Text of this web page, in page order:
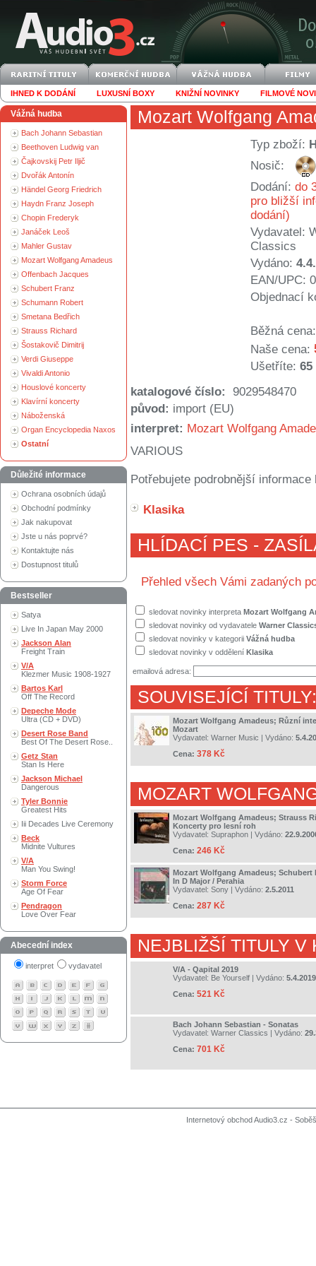
IHNED K DODÁNÍ LUXUSNÍ BOXY KNIŽNÍ NOVINKY FILMOVÉ
Vážná hudba
Bach Johann Sebastian
Beethoven Ludwig van
Čajkovskij Petr Iljič
Dvořák Antonín
Händel Georg Friedrich
Haydn Franz Joseph
Chopin Frederyk
Janáček Leoš
Mahler Gustav
Mozart Wolfgang Amadeus
Offenbach Jacques
Schubert Franz
Schumann Robert
Smetana Bedřich
Strauss Richard
Šostakovič Dimitrij
Verdi Giuseppe
Vivaldi Antonio
Houslové koncerty
Klavírní koncerty
Náboženská
Organ Encyclopedia Naxos
Ostatní
Důležité informace
Ochrana osobních údajů
Obchodní podmínky
Jak nakupovat
Jste u nás poprvé?
Kontaktujte nás
Dostupnost titulů
Bestseller
Satya
Live In Japan May 2000
Jackson Alan
Freight Train
V/A
Klezmer Music 1908-1927
Bartos Karl
Off The Record
Depeche Mode
Ultra (CD + DVD)
Desert Rose Band
Best Of The Desert Rose..
Getz Stan
Stan Is Here
Jackson Michael
Dangerous
Tyler Bonnie
Greatest Hits
Iii Decades Live Ceremony
Beck
Midnite Vultures
V/A
Man You Swing!
Storm Force
Age Of Fear
Pendragon
Love Over Fear
Abecední index
interpret vydavatel
Mozart Wolfgang
Typ zboží:
Nosič:
Dodání: do
pro bližší
dodání)
Vydavatel:
Classics
Vydáno:
EAN/UPC:
Objednací
Běžná cena:
Naše cena:
Ušetříte: 65
katalogové číslo:
9029548470
původ: import (EU)
interpret: Mozart Wolfgang
VARIOUS
Potřebujete podrobnější
Klasika
HLÍDACÍ PES -
Přehled všech Vámi zadaných
sledovat novinky interpreta Mozart Wolfgang
sledovat novinky od vydavatele Warner
sledovat novinky v kategorii Vážná hudba
sledovat novinky v oddělení Klasika
emailová adresa:
SOUVISEJÍCÍ TITULY:
Mozart Wolfgang Amadeus; Různí
Mozart
Vydavatel: Warner Music | Vydáno:
Cena: 378 Kč
MOZART
Mozart Wolfgang Amadeus; Strauss
Koncerty pro lesní roh
Vydavatel: Supraphon | Vydáno:
Cena: 246 Kč
Mozart Wolfgang Amadeus; Schubert
In D Major / Perahia
Vydavatel: Sony | Vydáno: 2.5.2011
Cena: 287 Kč
NEJBLIŽŠÍ TITULY V
V/A - Qapital 2019
Vydavatel: Be Yourself | Vydáno: 5.4.2019
Cena: 521 Kč
Bach Johann Sebastian - Sonatas
Vydavatel: Warner Classics | Vydáno:
Cena: 701 Kč
Internetový obchod Audio3.cz -